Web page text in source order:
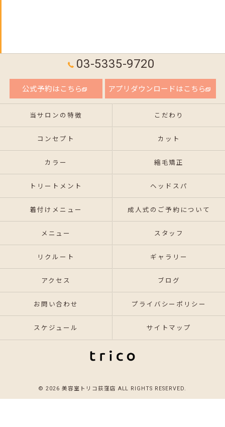
03-5335-9720
公式予約はこちら アプリダウンロードはこちら
当サロンの特徴 こだわり
コンセプト カット
カラー 縮毛矯正
トリートメント ヘッドスパ
着付けメニュー 成人式のご予約について
メニュー スタッフ
リクルート ギャラリー
アクセス ブログ
お問い合わせ プライバシーポリシー
スケジュール サイトマップ
© 2026 美容室トリコ荻窪店 ALL RIGHTS RESERVED.